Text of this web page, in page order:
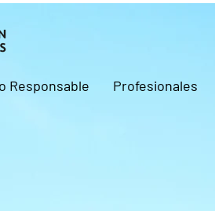
Responsable Profesionales